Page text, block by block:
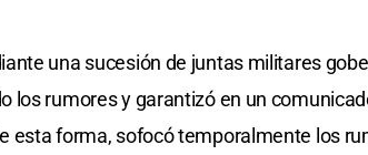
una sucesión de juntas militares
los rumores y garantizó en un
esta forma, sofocó temporalmente los